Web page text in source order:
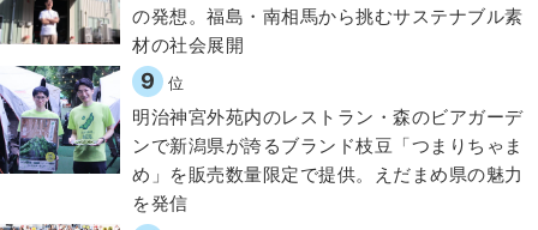
の発想。福島・南相馬から挑むサステナブル素
材の社会展開​
9 位
明治神宮外苑内のレストラン・森のビアガーデ
ンで新潟県が誇るブランド枝豆「つまりちゃま
め」を販売数量限定で提供。えだまめ県の魅力
を発信